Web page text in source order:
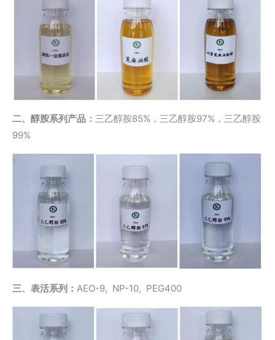
二、醇胺系列产品： 三乙醇胺85%，三乙醇胺97%，三乙醇胺
99%
三、表活系列： AEO-9, NP-10, PEG400